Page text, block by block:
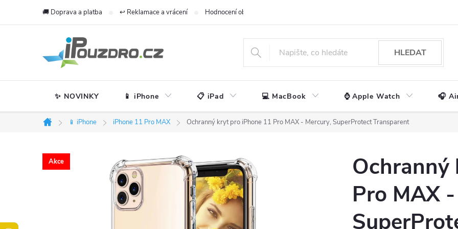
🚚 Doprava a platba ↩️ Reklamace a vrácení Hodnocení obchodu
HLEDAT
✨ NOVINKY 📱 iPhone 📋 iPad 💻 MacBook ⌚ Apple Watch 🎧
Domů
📱 iPhone iPhone 11 Pro MAX Ochranný kryt pro iPhone 11 Pro MAX - Mercury, SuperProtect Transparent
Akce
Pro MAX